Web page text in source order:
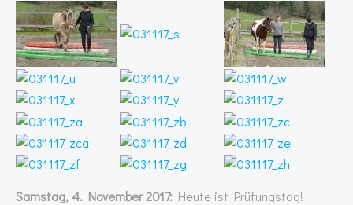
Samstag, 4. November 2017: Heute ist Prüfungstag!